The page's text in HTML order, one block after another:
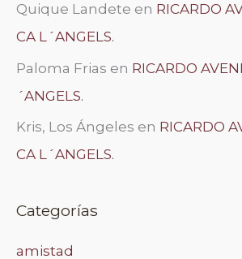
Quique Landete en RICARDO
CA L´ANGELS.
Paloma Frias en RICARDO
´ANGELS.
Kris, Los Ángeles en RICARDO
CA L´ANGELS.
Categorías
amistad